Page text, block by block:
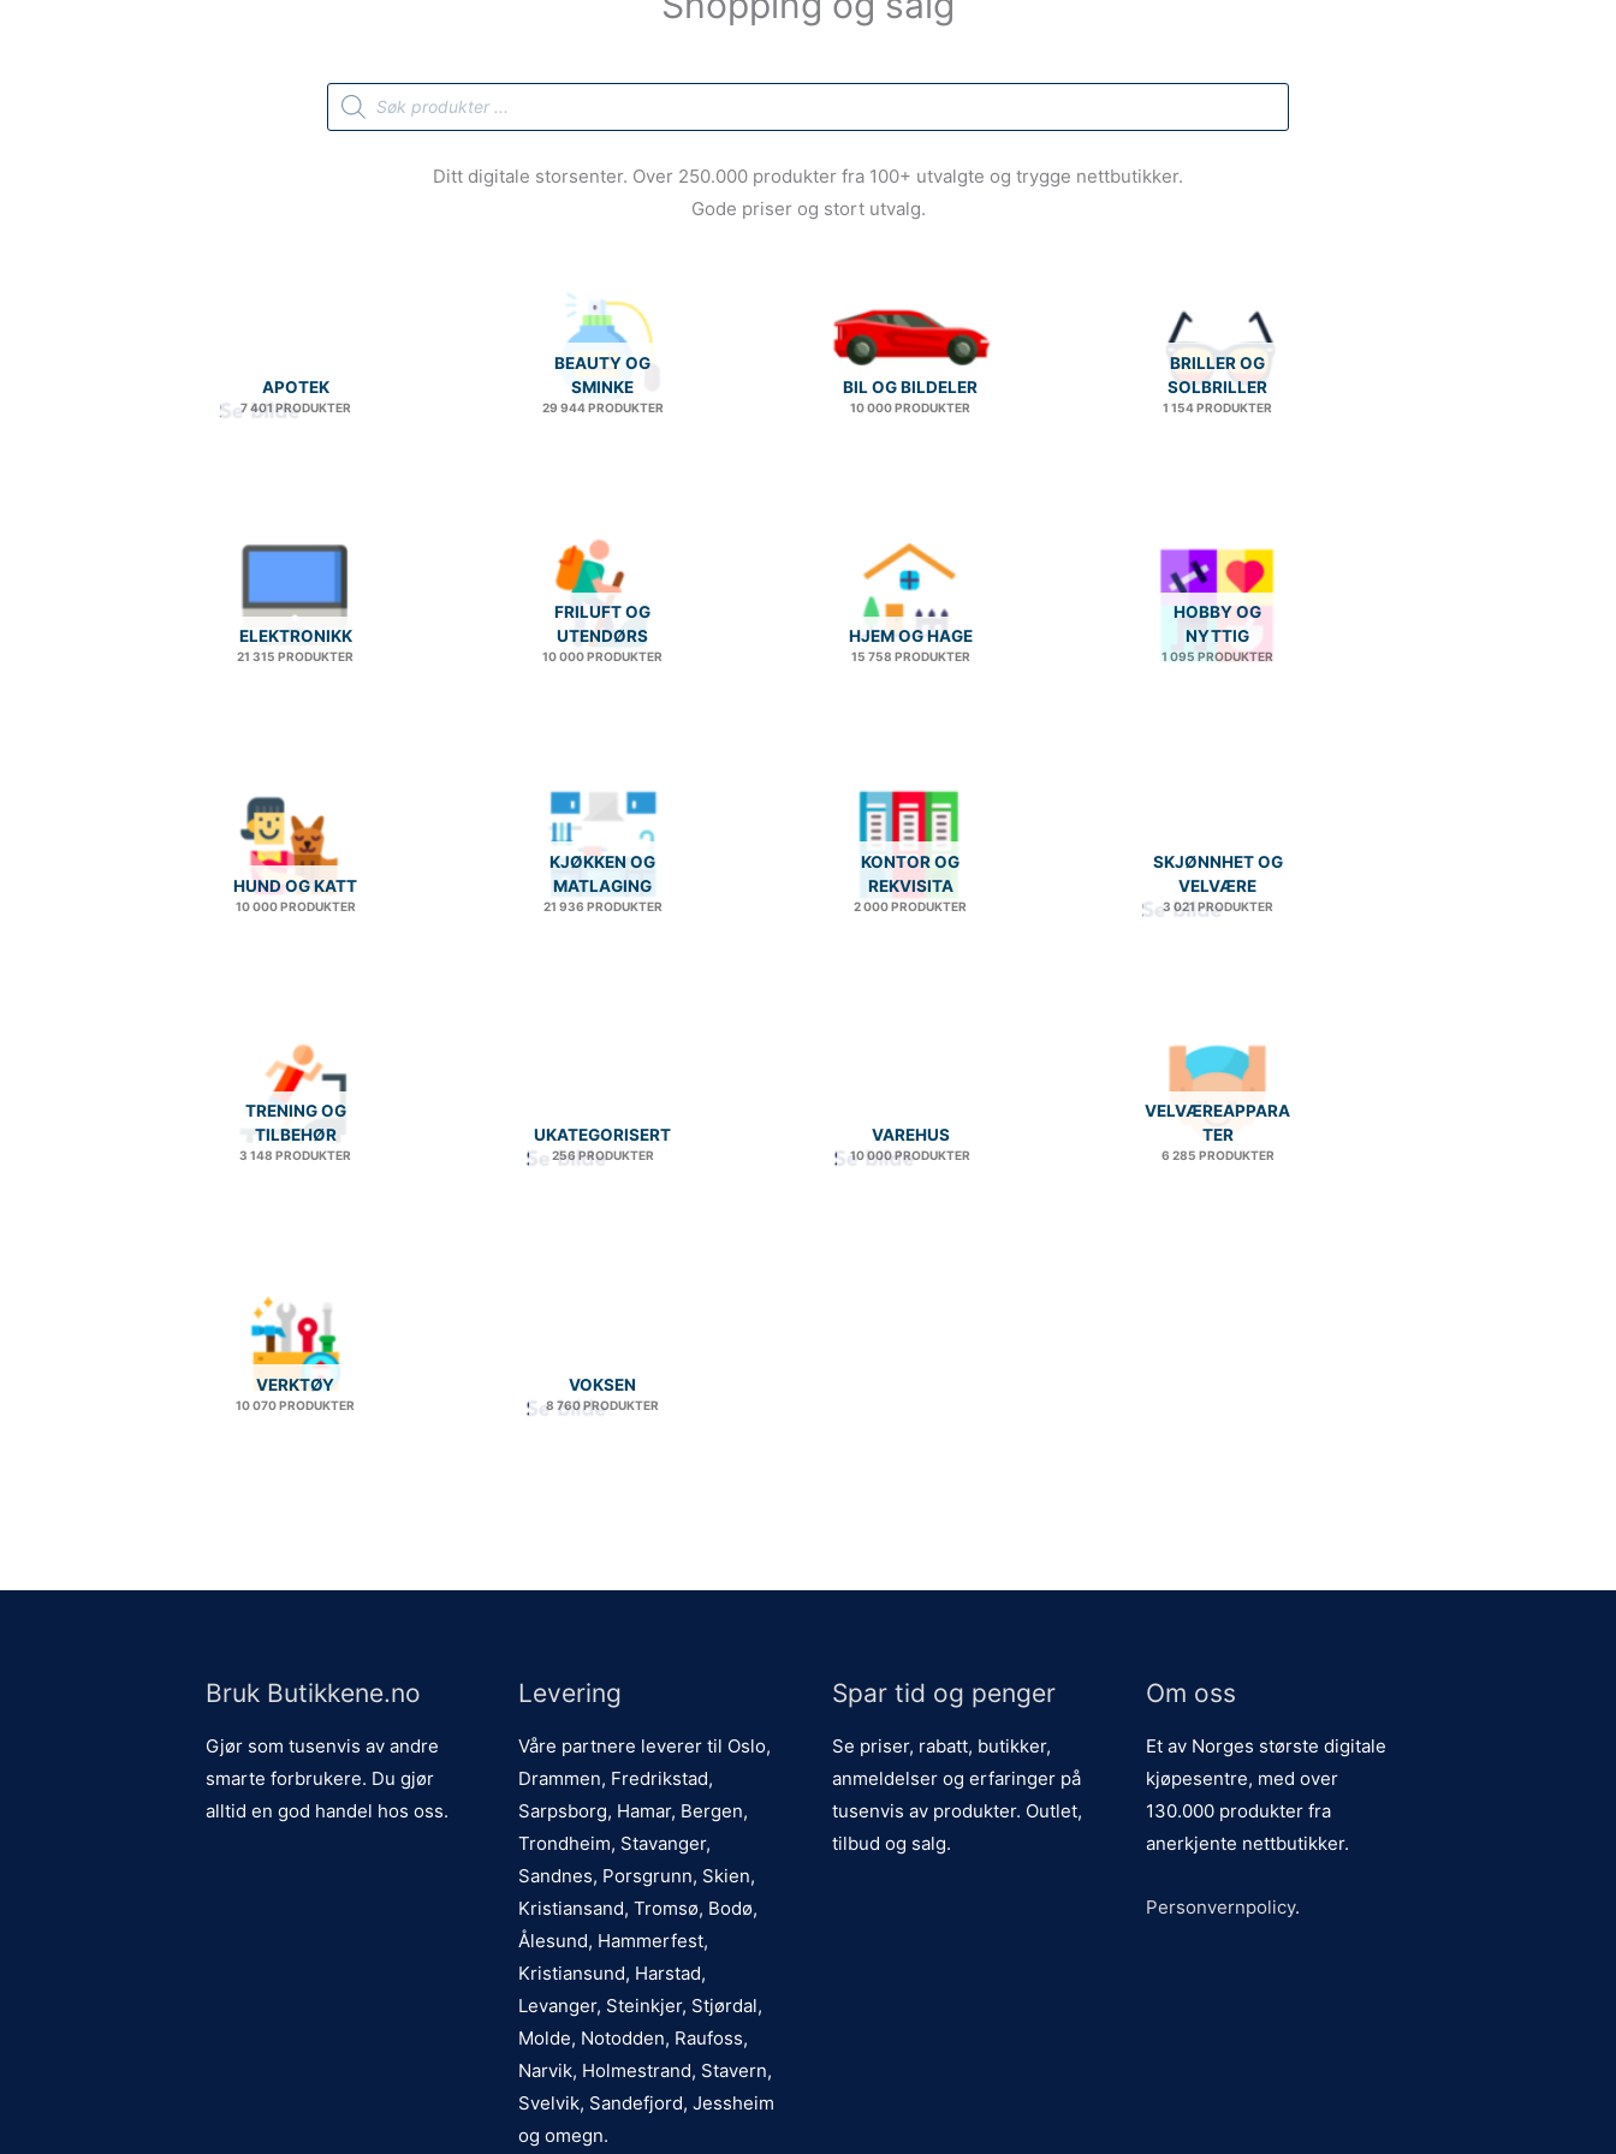
Products
search
Ditt digitale storsenter. Over 250.000 produkter fra 100+ utvalgte og trygge nettbutikker.
Gode priser og stort utvalg.
APOTEK
7 401 PRODUKTER
BEAUTY OG
SMINKE
29 944 PRODUKTER
BIL OG BILDELER
10 000 PRODUKTER
BRILLER OG
SOLBRILLER
1 154 PRODUKTER
ELEKTRONIKK
21 315 PRODUKTER
FRILUFT OG
UTENDØRS
10 000 PRODUKTER
HJEM OG HAGE
15 758 PRODUKTER
HOBBY OG
NYTTIG
1 095 PRODUKTER
HUND OG KATT
10 000 PRODUKTER
KJØKKEN OG
MATLAGING
21 936 PRODUKTER
KONTOR OG
REKVISITA
2 000 PRODUKTER
SKJØNNHET OG
VELVÆRE
3 021 PRODUKTER
TRENING OG
TILBEHØR
3 148 PRODUKTER
UKATEGORISERT
256 PRODUKTER
VAREHUS
10 000 PRODUKTER
VELVÆREAPPARA
TER
6 285 PRODUKTER
VERKTØY
10 070 PRODUKTER
VOKSEN
8 760 PRODUKTER
Bruk Butikkene.no
Gjør som tusenvis av andre
smarte forbrukere. Du gjør
alltid en god handel hos oss.
Levering
Våre partnere leverer til Oslo,
Drammen, Fredrikstad,
Sarpsborg, Hamar, Bergen,
Trondheim, Stavanger,
Sandnes, Porsgrunn, Skien,
Kristiansand, Tromsø, Bodø,
Ålesund, Hammerfest,
Kristiansund, Harstad,
Levanger, Steinkjer, Stjørdal,
Molde, Notodden, Raufoss,
Narvik, Holmestrand, Stavern,
Svelvik, Sandefjord, Jessheim
og omegn.
Spar tid og penger
Se priser, rabatt, butikker,
anmeldelser og erfaringer på
tusenvis av produkter. Outlet,
tilbud og salg.
Om oss
Et av Norges største digitale
kjøpesentre, med over
130.000 produkter fra
anerkjente nettbutikker.
Personvernpolicy.